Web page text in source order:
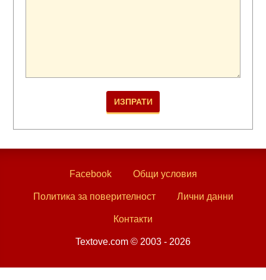
Facebook Общи условия
Политика за поверителност Лични данни
Контакти
Textove.com © 2003 - 2026